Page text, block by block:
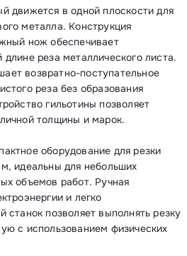
движется в одной плоскости для
металла. Конструкция
нож обеспечивает
реза металлического листа.
возвратно-поступательное
реза без образования
гильотины позволяет
толщины и марок.
оборудование для резки
идеальны для небольших
объемов работ. Ручная
и легко
станок позволяет выполнять резку
с использованием физических